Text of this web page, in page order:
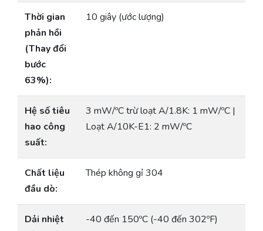
Thời gian
phản hồi
(Thay đổi
bước
63%):
10 giây (ước lượng)
Hệ số tiêu
hao công
suất:
3 mW/ºC trừ loạt A/1.8K: 1 mW/ºC |
Loạt A/10K-E1: 2 mW/ºC
Chất liệu
đầu dò:
Thép không gỉ 304
Dải nhiệt
-40 đến 150ºC (-40 đến 302ºF)